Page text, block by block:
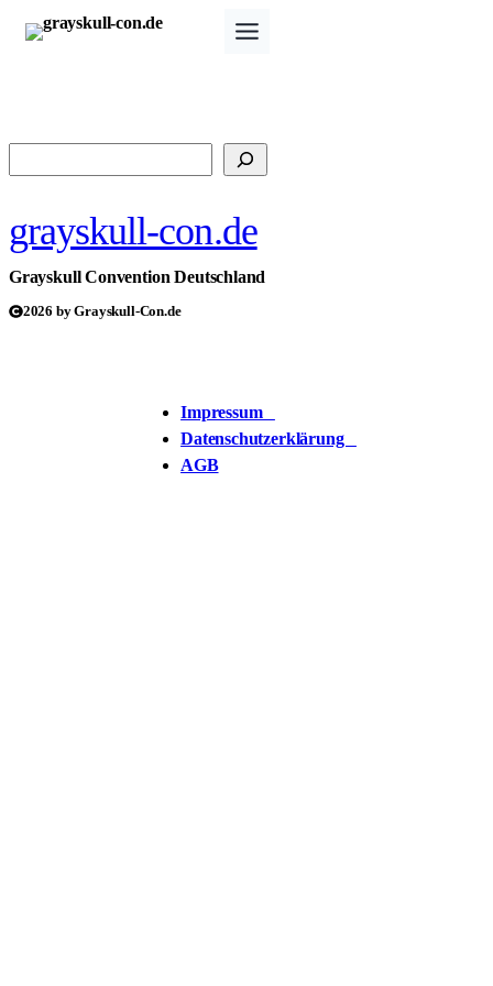
Zum
Inhalt
grayskull-con.de
Grayskull Convention Deutschland
2026 by Grayskull-Con.de
Impressum
Datenschutzerklärung
AGB